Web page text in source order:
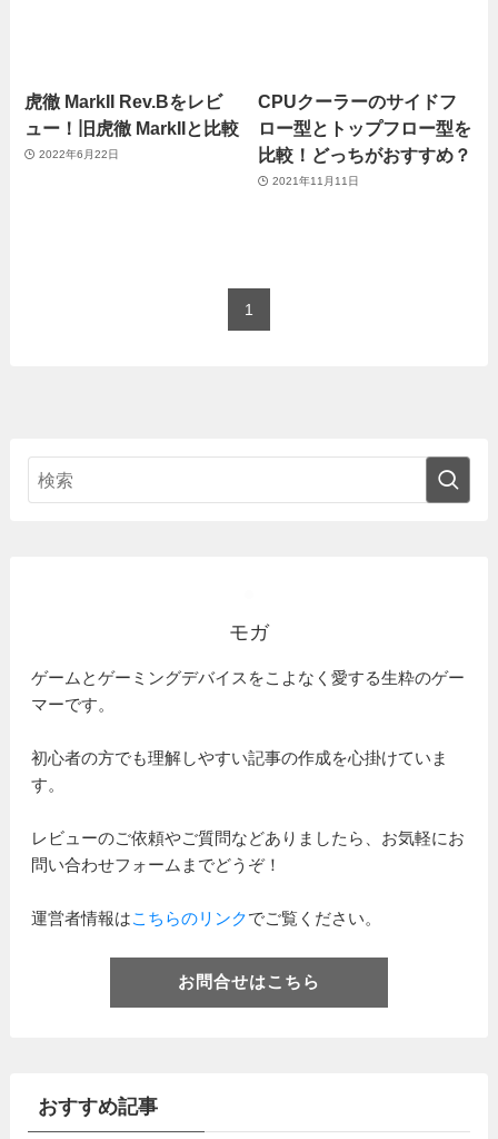
虎徹 MarkII Rev.Bをレビ
ュー！旧虎徹 MarkIIと比較
2022年6月22日
CPUクーラーのサイドフ
ロー型とトップフロー型を
比較！どっちがおすすめ？
2021年11月11日
1
モガ
ゲームとゲーミングデバイスをこよなく愛する生粋のゲー
マーです。
初心者の方でも理解しやすい記事の作成を心掛けていま
す。
レビューのご依頼やご質問などありましたら、お気軽にお
問い合わせフォームまでどうぞ！
運営者情報はこちらのリンクでご覧ください。
お問合せはこちら
おすすめ記事